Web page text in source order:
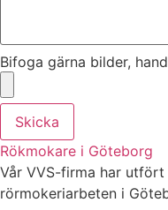
Bifoga gärna bilder,
Skicka
Rökmokare i Göteborg
Vår VVS-firma har
rörmokeriarbeten i